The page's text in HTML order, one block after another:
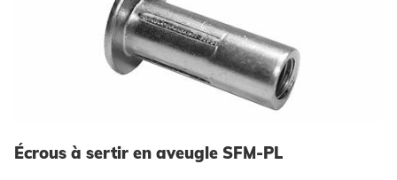
Écrous à sertir en aveugle SFM-PL